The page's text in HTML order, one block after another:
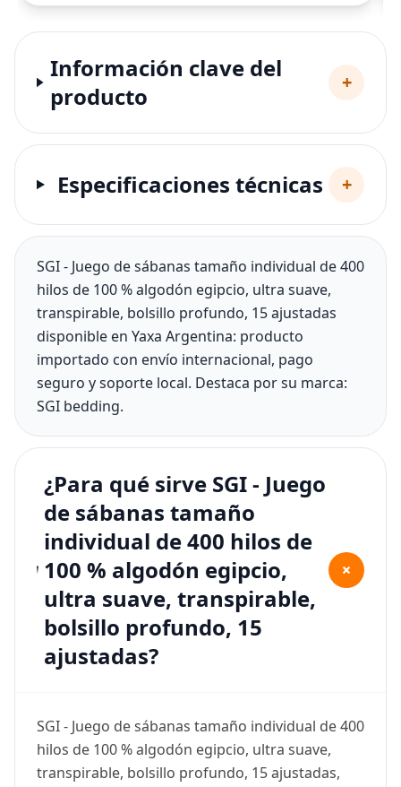
Información clave del
producto
+
Especificaciones técnicas +
SGI - Juego de sábanas tamaño individual de 400
hilos de 100 % algodón egipcio, ultra suave,
transpirable, bolsillo profundo, 15 ajustadas
disponible en Yaxa Argentina: producto
importado con envío internacional, pago
seguro y soporte local. Destaca por su marca:
SGI bedding.
¿Para qué sirve SGI - Juego
de sábanas tamaño
individual de 400 hilos de
100 % algodón egipcio,
ultra suave, transpirable,
bolsillo profundo, 15
ajustadas?
+
SGI - Juego de sábanas tamaño individual de 400
hilos de 100 % algodón egipcio, ultra suave,
transpirable, bolsillo profundo, 15 ajustadas,